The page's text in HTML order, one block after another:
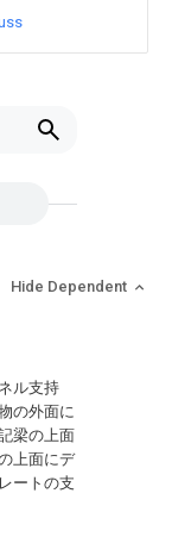
Hide Dependent
ル支持
の外面に
梁の上面
上面にデ
ートの支